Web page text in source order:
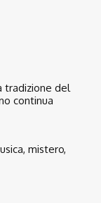
tradizione del
continua
mistero,